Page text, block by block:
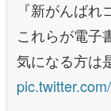
『新がんばれ
これらが電子
気になる方は